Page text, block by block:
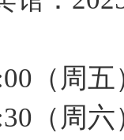
（周
（周